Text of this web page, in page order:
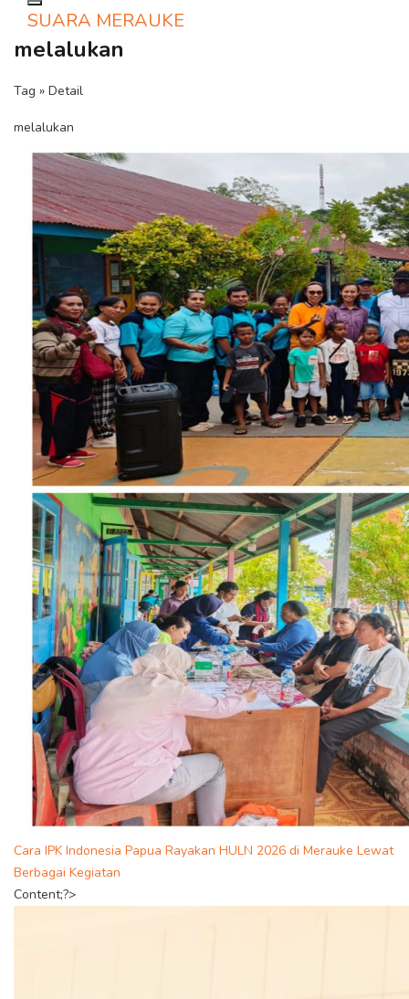
Toggle navigation
SUARA MERAUKE
melalukan
Tag » Detail
melalukan
Cara IPK Indonesia Papua Rayakan HULN 2026 di Merauke Lewat
Berbagai Kegiatan
Content;?>